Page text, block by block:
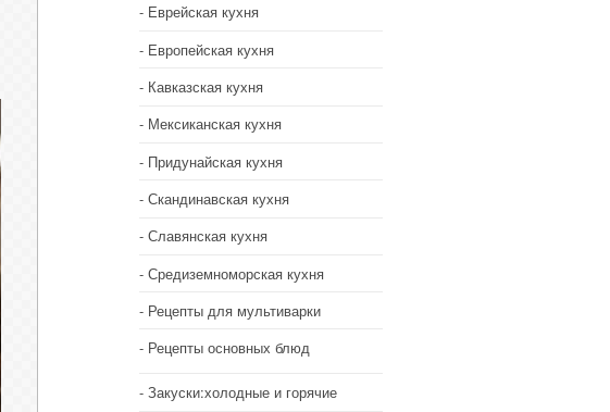
Еврейская кухня
Европейская кухня
Кавказская кухня
Мексиканская кухня
Придунайская кухня
Скандинавская кухня
Славянская кухня
Средиземноморская кухня
Рецепты для мультиварки
Рецепты основных блюд
Закуски:холодные и горячие